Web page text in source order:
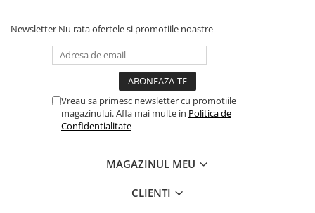
Newsletter Nu rata ofertele si promotiile noastre
Vreau sa primesc newsletter cu promotiile
magazinului. Afla mai multe in Politica de
Confidentialitate
MAGAZINUL MEU
CLIENTI